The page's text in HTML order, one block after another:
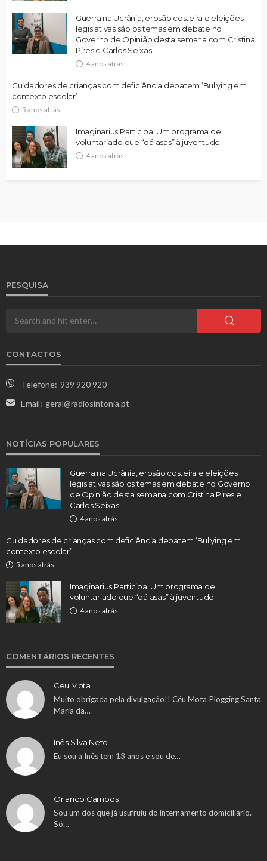
Guerra na Ucrânia, erosão costeira e eleições
legislativas são os temas em debate no
Governo de Opinião desta semana com Cristina
Pires e Carlos Seixas
4 anos atrás
Cuidadores de crianças com deficiência debatem ‘Bullying em
contexto escolar’
5 anos atrás
Imaginarius Participa: Um programa de
voluntariado que “dá asas” à juventude
4 anos atrás
PESQUISA
CONTACTOS
Telefone: 939 920 920
Email: geral@radiosintonia.pt
NOTÍCIAS POPULARES
Guerra na Ucrânia, erosão costeira e eleições
legislativas são os temas em debate no Governo
de Opinião desta semana com Cristina Pires e
Carlos Seixas
4 anos atrás
Cuidadores de crianças com deficiência debatem ‘Bullying em
contexto escolar’
5 anos atrás
Imaginarius Participa: Um programa de
voluntariado que “dá asas” à juventude
4 anos atrás
COMENTÁRIOS RECENTES
Ceu Mota
Muito obrigada pela divulgação!! Céu Mota Plogging Santa
Maria da…
Inês Silva Neto
Eu sou a Inês tem 13 anos e sou de…
Orlando Campos
Sou um dos que já usufruiu do internamento domiciliário.
Só…